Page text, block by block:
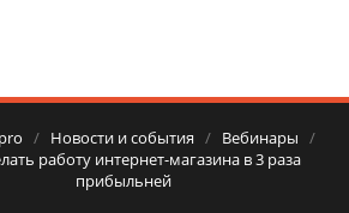
/ Новости и события / Вебинары /
работу интернет-магазина в 3 раза
прибыльней